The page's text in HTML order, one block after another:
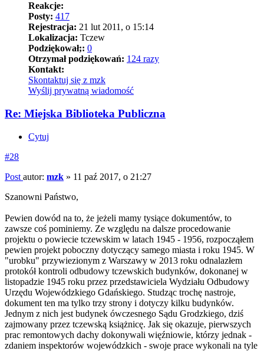
Reakcje:
Posty: 417
Rejestracja: 21 lut 2011, o 15:14
Lokalizacja: Tczew
Podziękował;: 0
Otrzymał podziękowań: 124 razy
Kontakt:
Skontaktuj się z mzk
Wyślij prywatną wiadomość
Re: Miejska Biblioteka Publiczna
Cytuj
#28
Post autor: mzk » 11 paź 2017, o 21:27
Szanowni Państwo,
Pewien dowód na to, że jeżeli mamy tysiące dokumentów, to
zawsze coś pominiemy. Ze względu na dalsze procedowanie
projektu o powiecie tczewskim w latach 1945 - 1956, rozpocząłem
pewien projekt poboczny dotyczący samego miasta i roku 1945. W
"urobku" przywiezionym z Warszawy w 2013 roku odnalazłem
protokół kontroli odbudowy tczewskich budynków, dokonanej w
listopadzie 1945 roku przez przedstawiciela Wydziału Odbudowy
Urzędu Wojewódzkiego Gdańskiego. Studząc trochę nastroje,
dokument ten ma tylko trzy strony i dotyczy kilku budynków.
Jednym z nich jest budynek ówczesnego Sądu Grodzkiego, dziś
zajmowany przez tczewską książnicę. Jak się okazuje, pierwszych
prac remontowych dachy dokonywali więźniowie, którzy jednak -
zdaniem inspektorów wojewódzkich - swoje prace wykonali na tyle